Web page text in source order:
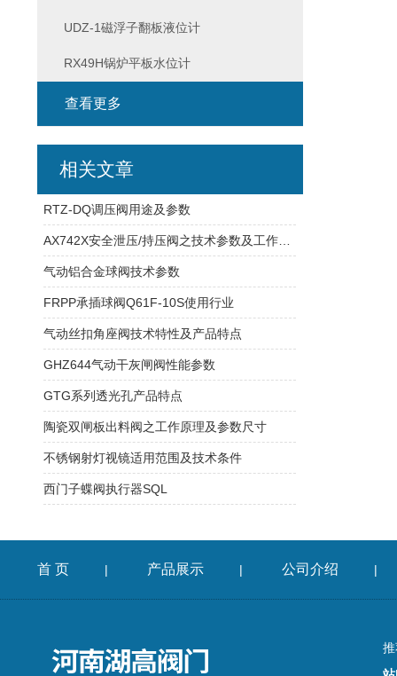
UDZ-1磁浮子翻板液位计
RX49H锅炉平板水位计
查看更多
相关文章
RTZ-DQ调压阀用途及参数
气动铝合金球阀技术参数
FRPP承插球阀Q61F-10S使用行业
气动丝扣角座阀技术特性及产品特点
GHZ644气动干灰闸阀性能参数
GTG系列透光孔产品特点
陶瓷双闸板出料阀之工作原理及参数尺寸
不锈钢射灯视镜适用范围及技术条件
​西门子蝶阀执行器SQL
首 页 | 产品展示 | 公司介绍 |